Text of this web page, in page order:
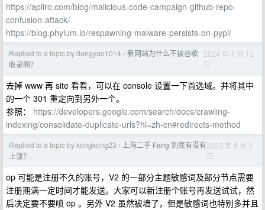
https://apiiro.com/blog/malicious-code-campaign-github-repo-
confusion-attack/
https://blog.phylum.io/respawning-malware-persists-on-pypi/
Replied to a topic by dengyao1014 › 新网站为什么不被谷歌
收录啊？
2024 年 1 月 12
日
去掉 www 再 site 看看，可以在 console 设置一下首选域。并将其中
的一个 301 重定向到另外一个。
参照： https://developers.google.com/search/docs/crawling-
indexing/consolidate-duplicate-urls?hl=zh-cn#redirects-method
Replied to a topic by kongkong23 ›
上海二手 Fang 到底有没有
上涨？
2023 年 8 月 3
日
op 可能是注册不久的账号，V2 的一部分主题敏感词及部分节点需要
注册期满一定时间才能发送。大家可以新注册个账号再发送试试，然
后决定要不要喷 op 。另外 V2 虽然被墙了，但是敏感词也特别多并且